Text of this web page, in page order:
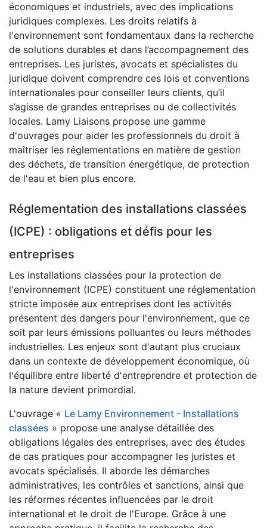
économiques et industriels, avec des implications
juridiques complexes. Les droits relatifs à
l'environnement sont fondamentaux dans la recherche
de solutions durables et dans l’accompagnement des
entreprises. Les juristes, avocats et spécialistes du
juridique doivent comprendre ces lois et conventions
internationales pour conseiller leurs clients, qu’il
s’agisse de grandes entreprises ou de collectivités
locales. Lamy Liaisons propose une gamme
d'ouvrages pour aider les professionnels du droit à
maîtriser les réglementations en matière de gestion
des déchets, de transition énergétique, de protection
de l'eau et bien plus encore.
Réglementation des installations classées
(ICPE) : obligations et défis pour les
entreprises
Les installations classées pour la protection de
l'environnement (ICPE) constituent une réglementation
stricte imposée aux entreprises dont les activités
présentent des dangers pour l'environnement, que ce
soit par leurs émissions polluantes ou leurs méthodes
industrielles. Les enjeux sont d'autant plus cruciaux
dans un contexte de développement économique, où
l'équilibre entre liberté d'entreprendre et protection de
la nature devient primordial.
L'ouvrage « Le Lamy Environnement - Installations
classées » propose une analyse détaillée des
obligations légales des entreprises, avec des études
de cas pratiques pour accompagner les juristes et
avocats spécialisés. Il aborde les démarches
administratives, les contrôles et sanctions, ainsi que
les réformes récentes influencées par le droit
international et le droit de l'Europe. Grâce à une